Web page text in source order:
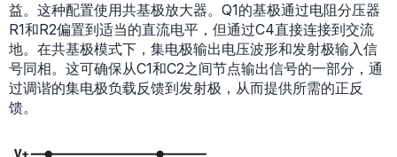
益。这种配置使用共基极放大器。Q1的基极通过电阻分压器
R1和R2偏置到适当的直流电平，但通过C4直接连接到交流
地。在共基极模式下，集电极输出电压波形和发射极输入信
号同相。这可确保从C1和C2之间节点输出信号的一部分，通
过调谐的集电极负载反馈到发射极，从而提供所需的正反
馈。